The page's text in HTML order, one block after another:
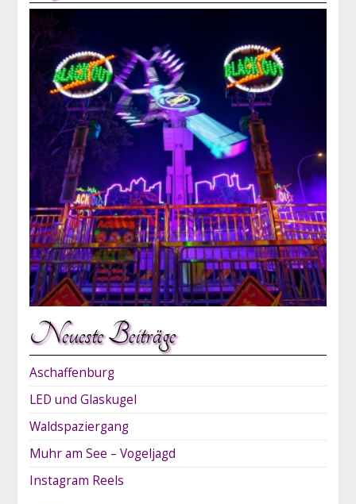
Neueste Beiträge
Aschaffenburg
LED und Glaskugel
Waldspaziergang
Muhr am See – Vogeljagd
Instagram Reels